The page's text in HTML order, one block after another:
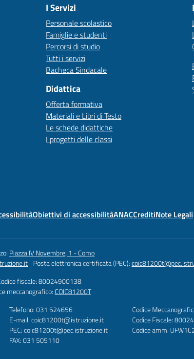
I Servizi
Personale scolastico
Famiglie e studenti
Percorsi di studio
Tutti i servizi
Bacheca Sindacale
Didattica
Offerta formativa
Materiali e Libri di Testo
Le schede didattiche
I progetti delle classi
Obiettivi di accessibilitàANACCreditiNote Legali
Piazza IV Novembre, 1 - Como
Posta elettronica certificata (PEC):
fiscale: 80024900138
meccanografico:COIC81200T
Telefono: 031 524656
E-mail: coic81200t@istruzione.it
PEC: coic81200t@pec.istruzione.it
FAX: 031 505110
Codice
Codice Fiscale:
Codice amm.